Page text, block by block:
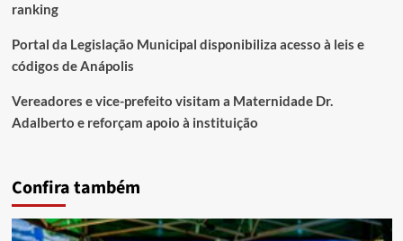
ranking
Portal da Legislação Municipal disponibiliza acesso à leis e
códigos de Anápolis
Vereadores e vice-prefeito visitam a Maternidade Dr.
Adalberto e reforçam apoio à instituição
Confira também